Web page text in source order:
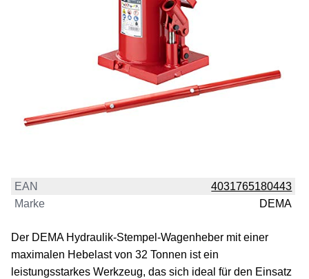
EAN
4031765180443
Marke
DEMA
Der DEMA Hydraulik-Stempel-Wagenheber mit einer
maximalen Hebelast von 32 Tonnen ist ein
leistungsstarkes Werkzeug, das sich ideal für den Einsatz